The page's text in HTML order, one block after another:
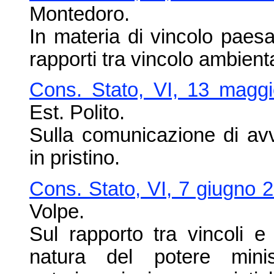
Montedoro.
In materia di vincolo
rapporti tra vincolo
Cons. Stato, VI, 13
Est. Polito.
Sulla comunicazione di
in pristino.
Cons. Stato, VI, 7 giugno
Volpe.
Sul rapporto tra vincoli e
natura del potere